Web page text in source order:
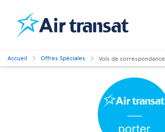
Accueil Offres Spéciales Vols de correspondance